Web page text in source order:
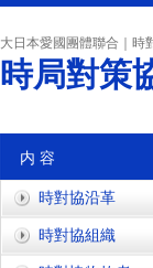
大日本愛國團體聯合｜時
時局對策
内 容
時對協沿革
時對協組織